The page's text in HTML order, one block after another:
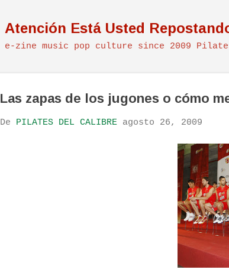
Atención Está Usted
e-zine music pop culture since 2009
Las zapas de los jugones o cómo
De PILATES DEL CALIBRE agosto 26, 2009